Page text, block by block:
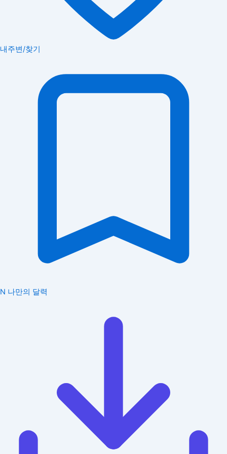
내주변/찾기
N 나만의 달력